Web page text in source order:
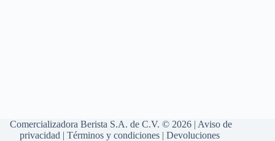
Comercializadora Berista S.A. de C.V. © 2026 | Aviso de
privacidad |Términos y condiciones |Devoluciones